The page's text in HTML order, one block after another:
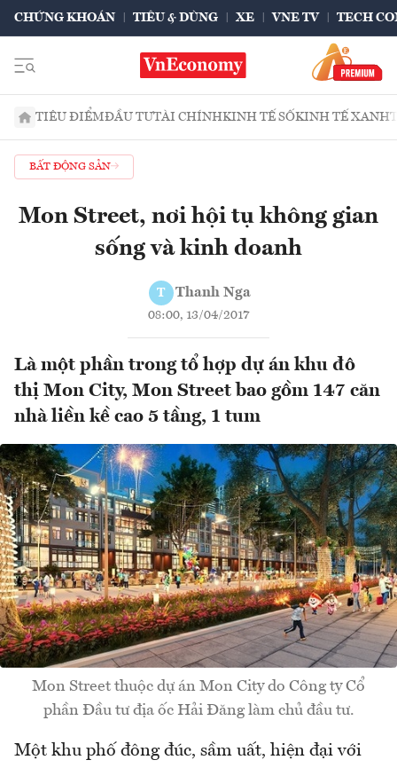
CHỨNG KHOÁN TIÊU & DÙNG XE VNE TV TECH
TIÊU ĐIỂMĐẦU TƯTÀI CHÍNHKINH TẾ SỐKINH TẾ XANH
BẤT ĐỘNG SẢN
Mon Street, nơi hội tụ không gian
sống và kinh doanh
T Thanh Nga
08:00, 13/04/2017
Là một phần trong tổ hợp dự án khu đô
thị Mon City, Mon Street bao gồm 147 căn
nhà liền kề cao 5 tầng, 1 tum
Mon Street thuộc dự án Mon City do Công ty Cổ
phần Đầu tư địa ốc Hải Đăng làm chủ đầu tư.
Một khu phố đông đúc, sầm uất, hiện đại với